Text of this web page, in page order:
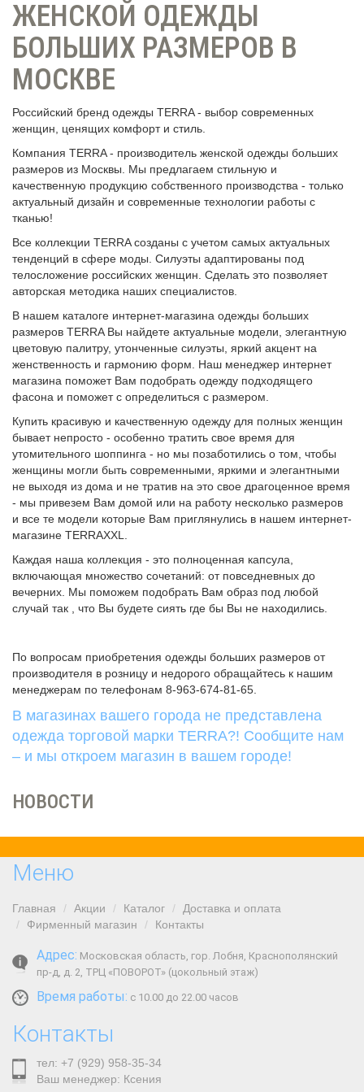
ЖЕНСКОЙ ОДЕЖДЫ
БОЛЬШИХ РАЗМЕРОВ В
МОСКВЕ
Российский бренд одежды TERRA - выбор современных
женщин, ценящих комфорт и стиль.
Компания TERRA - производитель женской одежды больших
размеров из Москвы. Мы предлагаем стильную и
качественную продукцию собственного производства - только
актуальный дизайн и современные технологии работы с
тканью!
Все коллекции TERRA созданы с учетом самых актуальных
тенденций в сфере моды. Силуэты адаптированы под
телосложение российских женщин. Сделать это позволяет
авторская методика наших специалистов.
В нашем каталоге интернет-магазина одежды больших
размеров TERRA Вы найдете актуальные модели, элегантную
цветовую палитру, утонченные силуэты, яркий акцент на
женственность и гармонию форм. Наш менеджер интернет
магазина поможет Вам подобрать одежду подходящего
фасона и поможет с определиться с размером.
Купить красивую и качественную одежду для полных женщин
бывает непросто - особенно тратить свое время для
утомительного шоппинга - но мы позаботились о том, чтобы
женщины могли быть современными, яркими и элегантными
не выходя из дома и не тратив на это свое драгоценное время
- мы привезем Вам домой или на работу несколько размеров
и все те модели которые Вам приглянулись в нашем интернет-
магазине TERRAXXL.
Каждая наша коллекция - это полноценная капсула,
включающая множество сочетаний: от повседневных до
вечерних. Мы поможем подобрать Вам образ под любой
случай так , что Вы будете сиять где бы Вы не находились.
По вопросам приобретения одежды больших размеров от
производителя в розницу и недорого обращайтесь к нашим
менеджерам по телефонам 8-963-674-81-65.
В магазинах вашего города не представлена
одежда торговой марки TERRA?! Сообщите нам
– и мы откроем магазин в вашем городе!
НОВОСТИ
Меню
Главная Акции Каталог
Доставка и оплата
Фирменный магазин
Контакты
Адрес: Московская область, гор. Лобня, Краснополянский
пр-д, д. 2, ТРЦ «ПОВОРОТ» (цокольный этаж)
Время работы: с 10.00 до 22.00 часов
Контакты
тел: +7 (929) 958-35-34
Ваш менеджер: Ксения